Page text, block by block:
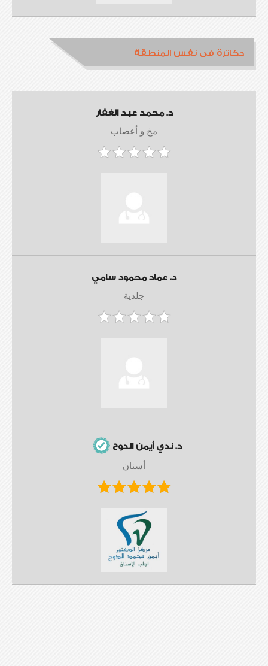
دكاترة فى نفس المنطقة
د. محمد عبد الغفار
مخ و أعصاب
د. عماد محمود سامي
جلدية
د. ندي أيمن الدوح
أسنان